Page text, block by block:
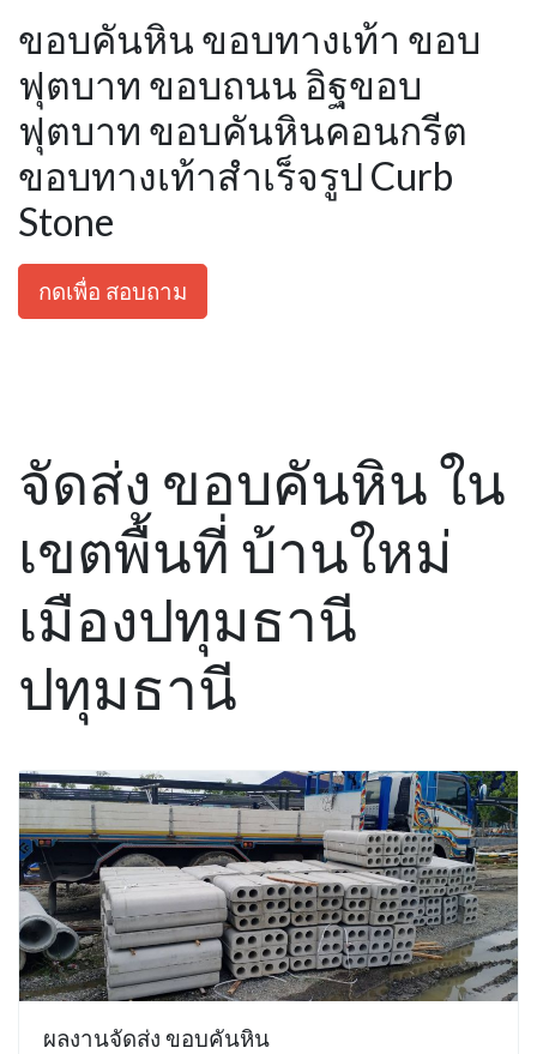
ขอบคันหิน ขอบทางเท้า ขอบ
ฟุตบาท ขอบถนน อิฐขอบ
ฟุตบาท ขอบคันหินคอนกรีต
ขอบทางเท้าสำเร็จรูป Curb
Stone
กดเพื่อ สอบถาม
จัดส่ง ขอบคันหิน ใน
เขตพื้นที่ บ้านใหม่
เมืองปทุมธานี
ปทุมธานี
ผลงานจัดส่ง ขอบคันหิน